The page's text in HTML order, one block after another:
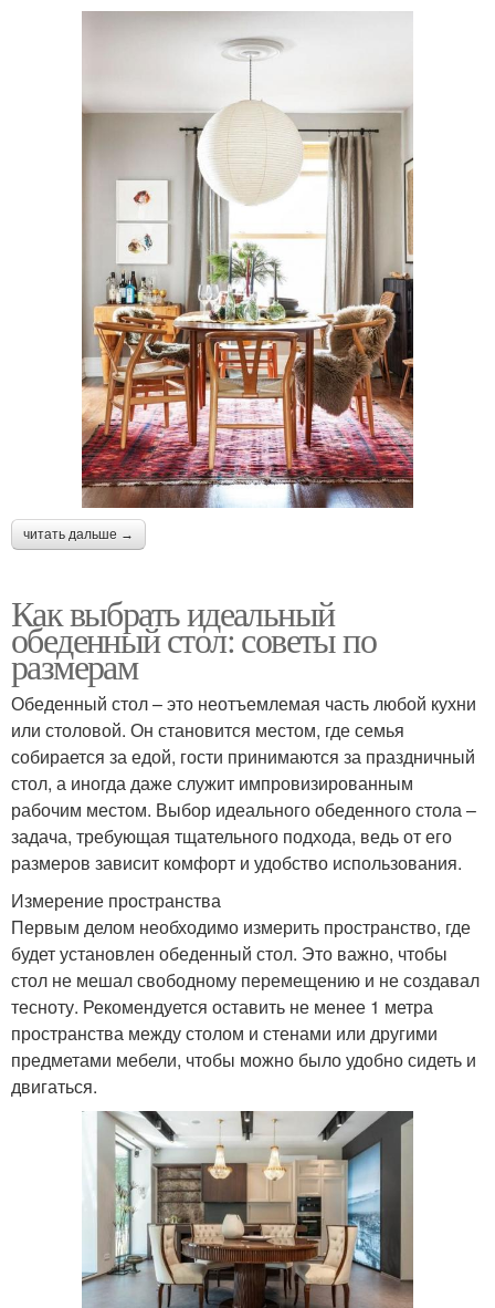
читать дальше →
Как выбрать идеальный
обеденный стол: советы по
размерам
Обеденный стол – это неотъемлемая часть любой кухни
или столовой. Он становится местом, где семья
собирается за едой, гости принимаются за праздничный
стол, а иногда даже служит импровизированным
рабочим местом. Выбор идеального обеденного стола –
задача, требующая тщательного подхода, ведь от его
размеров зависит комфорт и удобство использования.
Измерение пространства
Первым делом необходимо измерить пространство, где
будет установлен обеденный стол. Это важно, чтобы
стол не мешал свободному перемещению и не создавал
тесноту. Рекомендуется оставить не менее 1 метра
пространства между столом и стенами или другими
предметами мебели, чтобы можно было удобно сидеть и
двигаться.